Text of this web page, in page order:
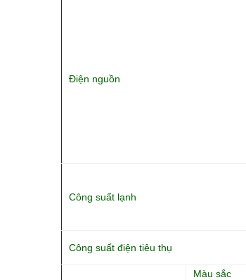
Điện nguồn
Công suất lạnh
Công suất điện tiêu thụ
Màu sắc